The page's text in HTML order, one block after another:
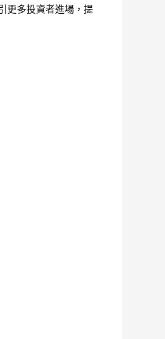
更多投資者進場，提